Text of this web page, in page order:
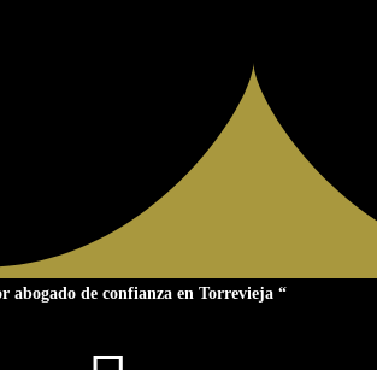
abogado de confianza en Torrevieja “